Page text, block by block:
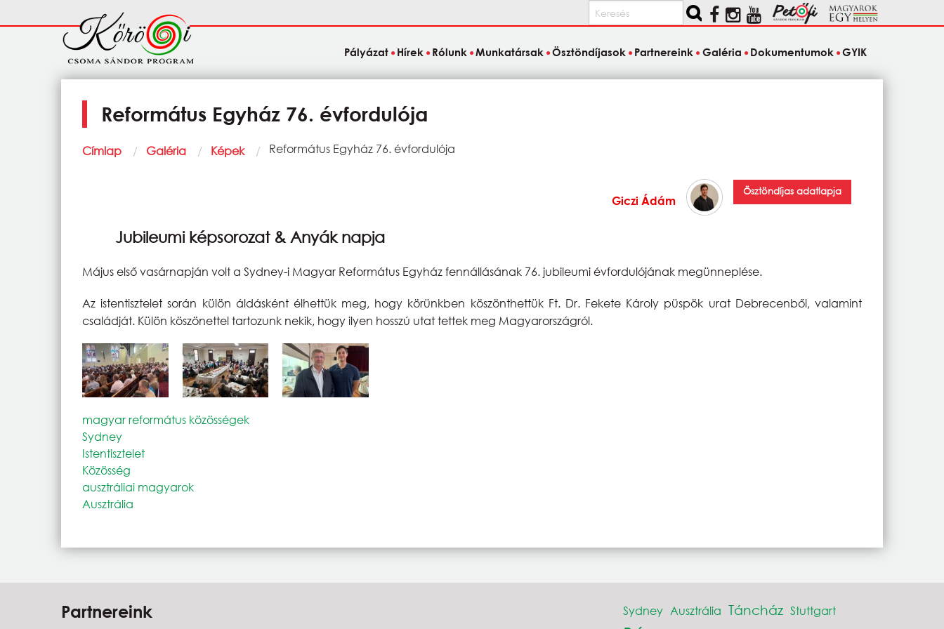
Keresés
Fő
navigáció
Pályázat Hírek Rólunk Munkatársak Ösztöndíjasok Partnereink Galéria Dokumentumok GYIK
Református Egyház 76. évfordulója
Morzsa
Címlap Galéria Képek Current:
Református Egyház 76. évfordulója
Giczi Ádám
Ösztöndíjas adatlapja
Jubileumi képsorozat & Anyák napja
Május első vasárnapján volt a Sydney-i Magyar Református Egyház fennállásának 76. jubileumi évfordulójának megünneplése.
Az istentisztelet során külön áldásként élhettük meg, hogy körünkben köszönthettük Ft. Dr. Fekete Károly püspök urat Debrecenből, valamint
családját. Külön köszönettel tartozunk nekik, hogy ilyen hosszú utat tettek meg Magyarországról.
magyar református közösségek
Sydney
Istentisztelet
Közösség
ausztráliai magyarok
Ausztrália
Partnereink Sydney Ausztrália Táncház Stuttgart